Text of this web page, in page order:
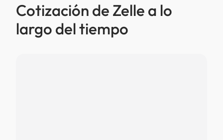
Cotización de Zelle a lo
largo del tiempo